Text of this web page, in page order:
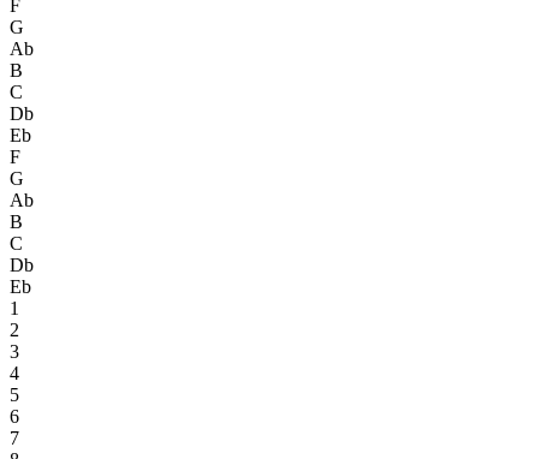
F
G
Ab
B
C
Db
Eb
F
G
Ab
B
C
Db
Eb
1
2
3
4
5
6
7